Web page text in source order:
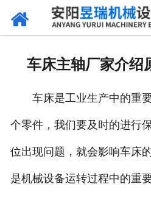
车床主轴厂家介绍
车床是工业生产中的重要
个零件，我们要及时的进行
位出现问题，就会影响车床
是机械设备运转过程中的重